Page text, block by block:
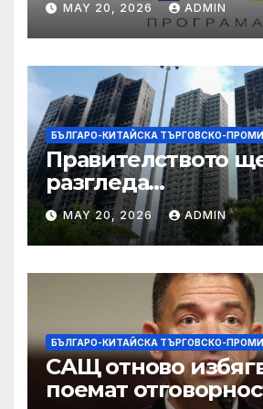
работниците с
MAY 20, 2026 ADMIN
БЪЛГАРО-КИТАЙСКА ТЪРГОВСКО-
Правителството
разгледа
застрахователните
претенции на
Court по план за
изкупуване: Хоп
MAY 20, 2026 ADMIN
БЪЛГАРО-КИТАЙСКА ТЪРГОВСКО-
САЩ отново
поемат